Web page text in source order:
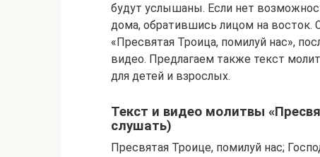
будут услышаны. Если нет
дома, обратившись лицом на восток.
«Пресвятая Троица, помилуй нас»,
видео. Предлагаем также текст
для детей и взрослых.
Текст и видео молитвы
слушать)
Пресвятая Троице, помилуй нас;